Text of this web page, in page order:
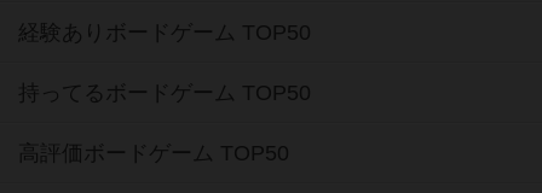
経験ありボードゲーム TOP50
持ってるボードゲーム TOP50
高評価ボードゲーム TOP50